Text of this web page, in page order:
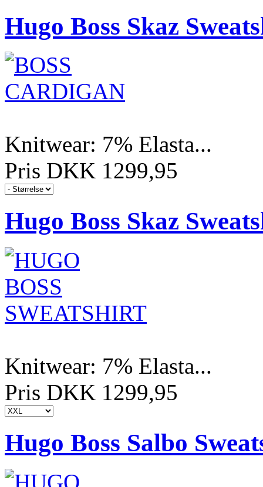
Hugo Boss Skaz
Knitwear: 7% Elasta...
Pris DKK 1299,95
Hugo Boss Skaz
Knitwear: 7% Elasta...
Pris DKK 1299,95
Hugo Boss Salbo